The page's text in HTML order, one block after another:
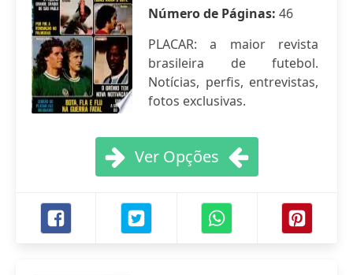
Número de Páginas: 46
PLACAR: a maior revista
brasileira de futebol.
Notícias, perfis, entrevistas,
fotos exclusivas.
Ver Opções